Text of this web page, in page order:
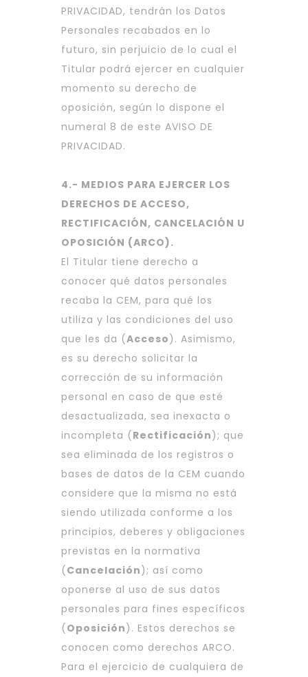
PRIVACIDAD, tendrán los Datos
Personales recabados en lo
futuro, sin perjuicio de lo cual el
Titular podrá ejercer en cualquier
momento su derecho de
oposición, según lo dispone el
numeral 8 de este AVISO DE
PRIVACIDAD.
4.- MEDIOS PARA EJERCER LOS
DERECHOS DE ACCESO,
RECTIFICACIÓN, CANCELACIÓN U
OPOSICIÓN (ARCO).
El Titular tiene derecho a
conocer qué datos personales
recaba la CEM, para qué los
utiliza y las condiciones del uso
que les da (Acceso ). Asimismo,
es su derecho solicitar la
corrección de su información
personal en caso de que esté
desactualizada, sea inexacta o
incompleta ( Rectificación ); que
sea eliminada de los registros o
bases de datos de la CEM cuando
considere que la misma no está
siendo utilizada conforme a los
principios, deberes y obligaciones
previstas en la normativa
( Cancelación ); así como
oponerse al uso de sus datos
personales para fines específicos
( Oposición ). Estos derechos se
conocen como derechos ARCO.
Para el ejercicio de cualquiera de